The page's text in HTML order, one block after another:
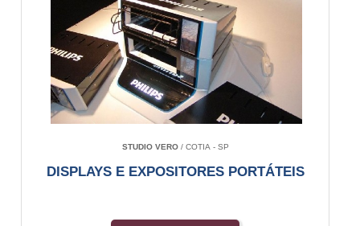
STUDIO VERO/ COTIA - SP
DISPLAYS E EXPOSITORES PORTÁTEIS